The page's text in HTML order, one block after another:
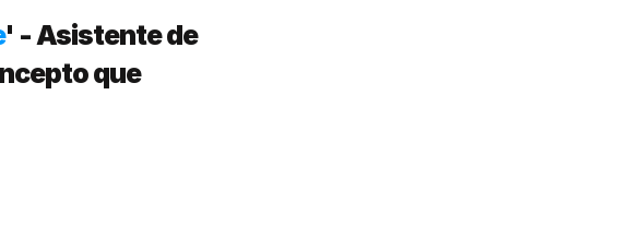
' - Asistente de
que